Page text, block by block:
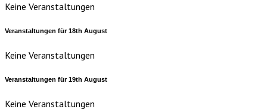
Keine Veranstaltungen
Veranstaltungen für18th August
Keine Veranstaltungen
Veranstaltungen für19th August
Keine Veranstaltungen